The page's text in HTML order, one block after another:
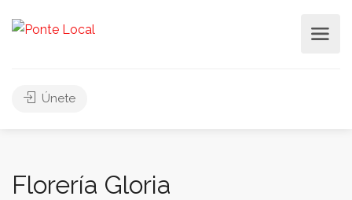
Únete
Florería Gloria